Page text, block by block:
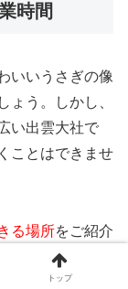
時間
いいうさぎの像
ょう。しかし、
い出雲大社で
ことはできませ
る場所をご紹介
していきます。
も併せてご紹介
トップ